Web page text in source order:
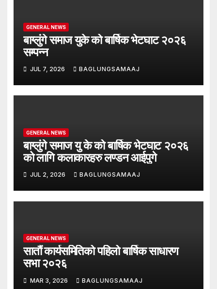
GENERAL NEWS
बाग्लुंगे समाज युके को बार्षिक भेटघाट २०२६
सम्पन्न
JUL 7, 2026 BAGLUNGSAMAAJ
GENERAL NEWS
बाग्लुंगे समाज यु के को बार्षिक भेटघाट २०२६
को लागि कलाकारहरु लण्डन आईपुगे
JUL 2, 2026 BAGLUNGSAMAAJ
GENERAL NEWS
सातौं कार्यसमितिको पहिलो बार्षिक साधारण
सभा २०२६
MAR 3, 2026 BAGLUNGSAMAAJ